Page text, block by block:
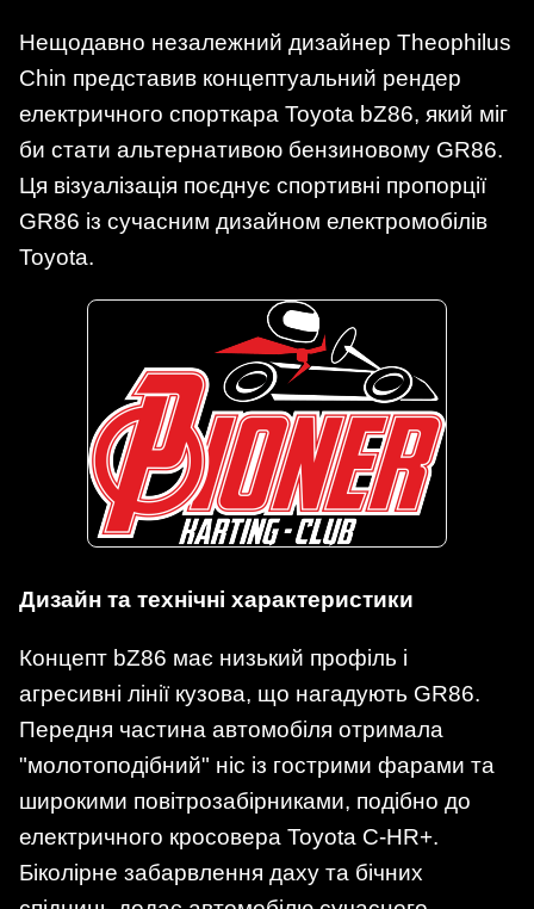
Нещодавно незалежний дизайнер Theophilus
Chin представив концептуальний рендер
електричного спорткара Toyota bZ86, який міг
би стати альтернативою бензиновому GR86.
Ця візуалізація поєднує спортивні пропорції
GR86 із сучасним дизайном електромобілів
Toyota.
Дизайн та технічні характеристики
Концепт bZ86 має низький профіль і
агресивні лінії кузова, що нагадують GR86.
Передня частина автомобіля отримала
"молотоподібний" ніс із гострими фарами та
широкими повітрозабірниками, подібно до
електричного кросовера Toyota C-HR+.
Біколірне забарвлення даху та бічних